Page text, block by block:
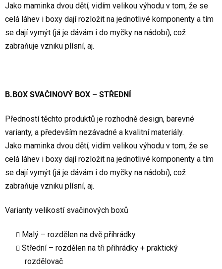
Jako maminka dvou dětí, vidím velikou výhodu v tom, že se
celá láhev i boxy dají rozložit na jednotlivé komponenty a tím
se dají vymýt (já je dávám i do myčky na nádobí), což
zabraňuje vzniku plísní, aj.
B.BOX SVAČINOVÝ BOX – STŘEDNÍ
Předností těchto produktů je rozhodně design, barevné
varianty, a především nezávadné a kvalitní materiály.
Jako maminka dvou dětí, vidím velikou výhodu v tom, že se
celá láhev i boxy dají rozložit na jednotlivé komponenty a tím
se dají vymýt (já je dávám i do myčky na nádobí), což
zabraňuje vzniku plísní, aj.
Varianty velikostí svačinových boxů
Malý – rozdělen na dvě přihrádky
Střední – rozdělen na tři přihrádky + praktický
rozdělovač